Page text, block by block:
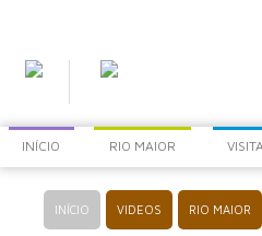
INÍCIO RIO MAIOR
INÍCIO VIDEOS RIO MAIOR